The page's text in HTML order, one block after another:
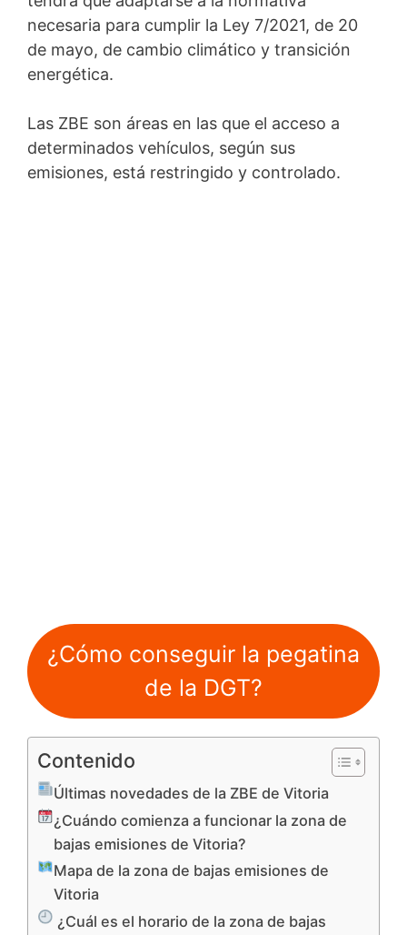
necesaria para cumplir la Ley 7/2021, de 20
de mayo, de cambio climático y transición
energética.
Las ZBE son áreas en las que el acceso a
determinados vehículos, según sus
emisiones, está restringido y controlado.
¿Cómo conseguir la pegatina
de la DGT?
Contenido
Últimas novedades de la ZBE de Vitoria
¿Cuándo comienza a funcionar la zona de
bajas emisiones de Vitoria?
Mapa de la zona de bajas emisiones de
Vitoria
¿Cuál es el horario de la zona de bajas